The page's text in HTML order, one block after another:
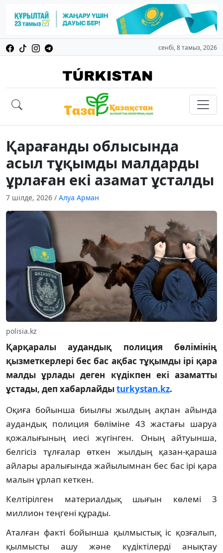
сенбі, 8 тамыз, 2026
Қарағанды облысында
асыл тұқымды малдарды
ұрлаған екі азамат ұсталды
7 шілде, 2026 / Алуа Арман
polisia.kz
Қарқаралы аудандық полиция бөлімінің
қызметкерлері бес бас ақбас тұқымды ірі қара
малды ұрлады деген күдікпен екі азаматты
ұстады, деп хабарлайдыturkystan.kz.
Оқиға бойынша биылғы жылдың ақпан айында
аудандық полиция бөліміне 43 жастағы шаруа
қожалығының иесі жүгінген. Оның айтуынша,
белгісіз тұлғалар өткен жылдың қазан-қараша
айлары аралығында жайылымнан бес бас ірі қара
малын ұрлап кеткен.
Келтірілген материалдық шығын көлемі 3
миллион теңгені құрады.
Аталған факті бойынша қылмыстық іс қозғалып,
қылмысты ашу және күдіктілерді анықтау